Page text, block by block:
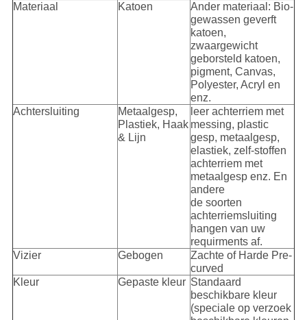
Materiaal
Katoen
Ander materiaal: Bio-
gewassen geverft
katoen,
zwaargewicht
geborsteld katoen,
pigment, Canvas,
Polyester, Acryl en
enz.
Achtersluiting
Metaalgesp,
Plastiek, Haak
& Lijn
leer achterriem met
messing, plastic
gesp, metaalgesp,
elastiek, zelf-stoffen
achterriem met
metaalgesp enz. En
andere
de soorten
achterriemsluiting
hangen van uw
requirments af.
Vizier
Gebogen
Zachte of Harde Pre-
curved
Kleur
Gepaste kleur Standaard
beschikbare kleur
(speciale op verzoek